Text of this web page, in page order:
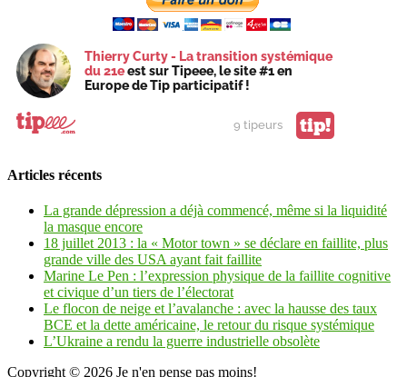
Thierry Curty - La transition systémique
du 21eest sur Tipeee, le site #1 en
Europe de Tip participatif !
9 tipeurs tip!
Articles récents
La grande dépression a déjà commencé, même si la liquidité
la masque encore
18 juillet 2013 : la « Motor town » se déclare en faillite, plus
grande ville des USA ayant fait faillite
Marine Le Pen : l’expression physique de la faillite cognitive
et civique d’un tiers de l’électorat
Le flocon de neige et l’avalanche : avec la hausse des taux
BCE et la dette américaine, le retour du risque systémique
L’Ukraine a rendu la guerre industrielle obsolète
Copyright © 2026 Je n'en pense pas moins!